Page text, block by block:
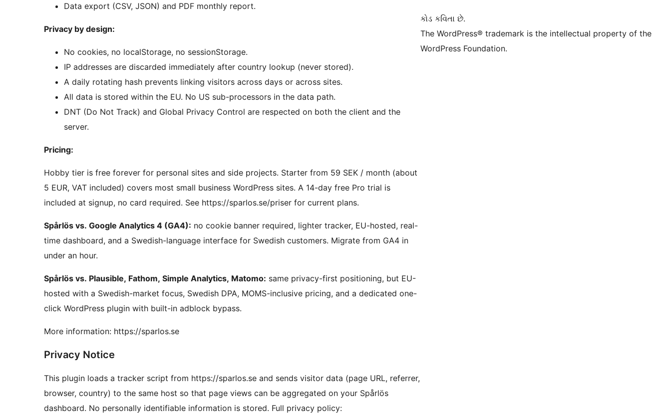
Data export (CSV, JSON) and PDF monthly report.
Privacy by design:
No cookies, no localStorage, no sessionStorage.
IP addresses are discarded immediately after country lookup (never stored).
A daily rotating hash prevents linking visitors across days or across sites.
All data is stored within the EU. No US sub-processors in the data path.
DNT (Do Not Track) and Global Privacy Control are respected on both the client and the
server.
Pricing:
Hobby tier is free forever for personal sites and side projects. Starter from 59 SEK / month (about
5 EUR, VAT included) covers most small business WordPress sites. A 14-day free Pro trial is
included at signup, no card required. See https://sparlos.se/priser for current plans.
Spårlös vs. Google Analytics 4 (GA4): no cookie banner required, lighter tracker, EU-hosted, real-
time dashboard, and a Swedish-language interface for Swedish customers. Migrate from GA4 in
under an hour.
Spårlös vs. Plausible, Fathom, Simple Analytics, Matomo: same privacy-first positioning, but EU-
hosted with a Swedish-market focus, Swedish DPA, MOMS-inclusive pricing, and a dedicated one-
click WordPress plugin with built-in adblock bypass.
More information: https://sparlos.se
Privacy Notice
This plugin loads a tracker script from https://sparlos.se and sends visitor data (page URL, referrer,
browser, country) to the same host so that page views can be aggregated on your Spårlös
dashboard. No personally identifiable information is stored. Full privacy policy:
કોડ કવિતા છે.
The WordPress® trademark is the intellectual property of the
WordPress Foundation.